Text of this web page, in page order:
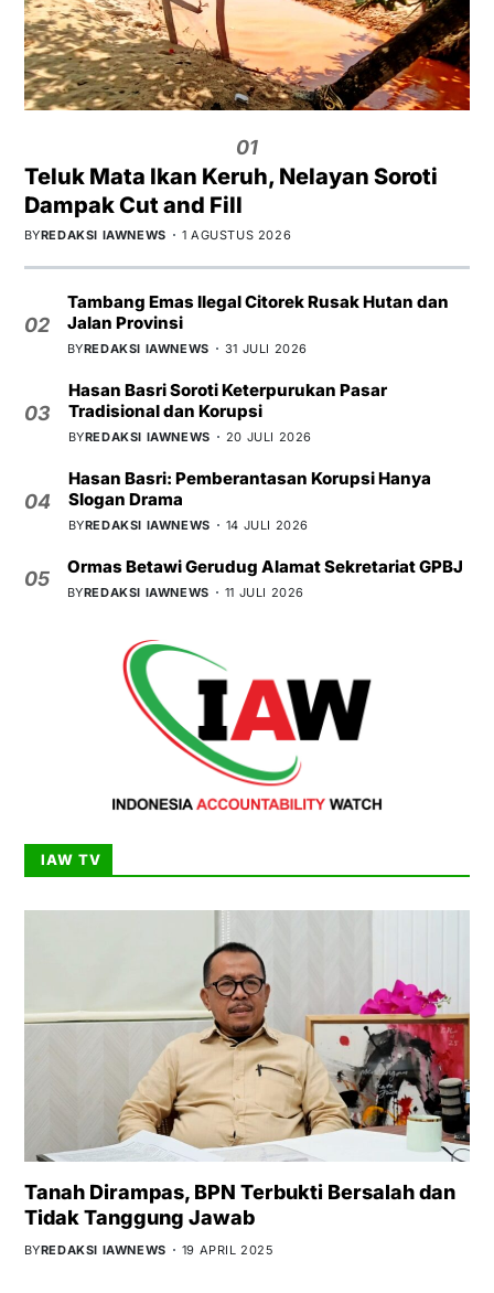
01
Teluk Mata Ikan Keruh, Nelayan Soroti
Dampak Cut and Fill
BYREDAKSI IAWNEWS 1 AGUSTUS 2026
02
Tambang Emas Ilegal Citorek Rusak Hutan dan
Jalan Provinsi
BYREDAKSI IAWNEWS 31 JULI 2026
03
Hasan Basri Soroti Keterpurukan Pasar
Tradisional dan Korupsi
BYREDAKSI IAWNEWS 20 JULI 2026
04
Hasan Basri: Pemberantasan Korupsi Hanya
Slogan Drama
BYREDAKSI IAWNEWS 14 JULI 2026
05
Ormas Betawi Gerudug Alamat Sekretariat GPBJ
BYREDAKSI IAWNEWS 11 JULI 2026
IAW TV
Tanah Dirampas, BPN Terbukti Bersalah dan
Tidak Tanggung Jawab
BYREDAKSI IAWNEWS 19 APRIL 2025